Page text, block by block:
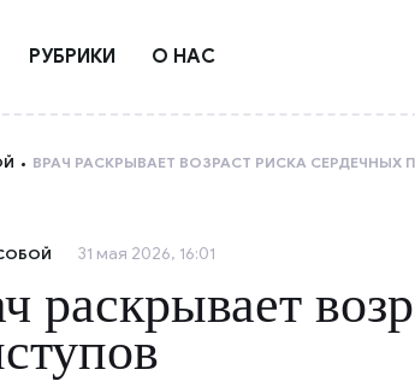
РУБРИКИ О НАС
ВРАЧ РАСКРЫВАЕТ ВОЗРАСТ РИСКА СЕРДЕЧНЫХ
31 мая 2026, 16:01
раскрывает